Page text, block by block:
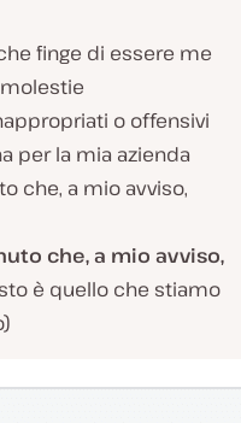
finge di essere me
o offensivi
per la mia azienda
che, a mio avviso,
che, a mio avviso,
è quello che stiamo